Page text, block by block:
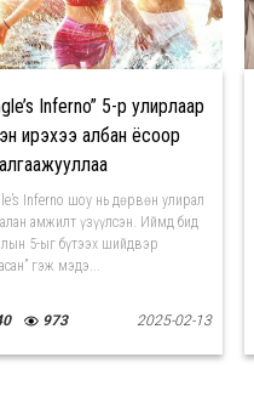
Inferno” 5-р улирлаар
ирэхээ албан ёсоор
Inferno шоу нь дөрвөн улирал
амжилт үзүүлсэн. Иймд бид
5-ыг бүтээх шийдвэр
гэж мэдэ...
973 2025-02-13